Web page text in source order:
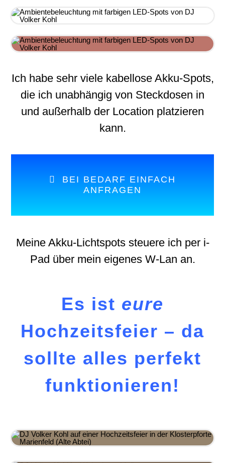
Ich habe sehr viele kabellose Akku-Spots,
die ich unabhängig von Steckdosen in
und außerhalb der Location platzieren
kann.
BEI BEDARF EINFACH
ANFRAGEN
Meine Akku-Lichtspots steuere ich per i-
Pad über mein eigenes W-Lan an.
Es ist eure
Hochzeitsfeier – da
sollte alles perfekt
funktionieren!